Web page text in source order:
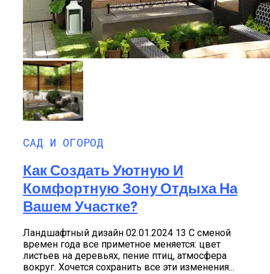
САД И ОГОРОД
Как Создать Уютную И
Комфортную Зону Отдыха На
Вашем Участке?
Ландшафтный дизайн 02.01.2024 13 С сменой
времен года все приметное меняется: цвет
листьев на деревьях, пение птиц, атмосфера
вокруг. Хочется сохранить все эти изменения...